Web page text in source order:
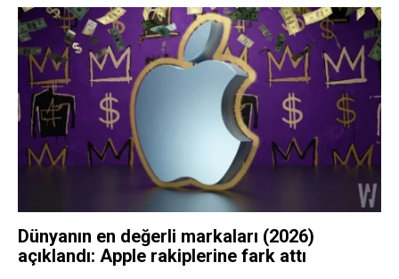
Dünyanın en değerli markaları (2026)
açıklandı: Apple rakiplerine fark attı